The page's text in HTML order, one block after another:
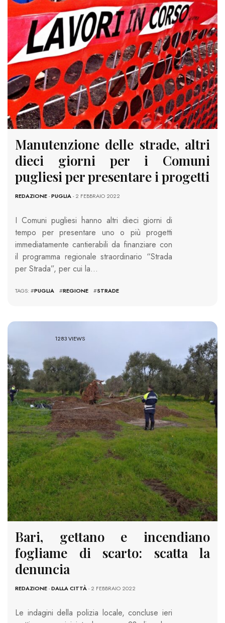
Manutenzione delle strade, altri
dieci giorni per i Comuni
pugliesi per presentare i progetti
REDAZIONE-PUGLIA- 2 FEBBRAIO 2022
I Comuni pugliesi hanno altri dieci giorni di
tempo per presentare uno o più progetti
immediatamente cantierabili da finanziare con
il programma regionale straordinario “Strada
per Strada”, per cui la…
TAGS: #PUGLIA #REGIONE #STRADE
1283 VIEWS
Bari, gettano e incendiano
fogliame di scarto: scatta la
denuncia
REDAZIONE-DALLA CITTÀ- 2 FEBBRAIO 2022
Le indagini della polizia locale, concluse ieri